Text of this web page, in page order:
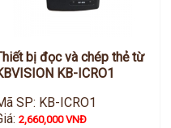
bị đọc và chép thẻ từ
KB-ICRO1
SP: KB-ICRO1
2,660,000 VNĐ